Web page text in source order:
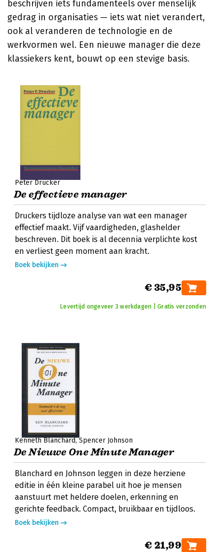
beschrijven iets fundamenteels over menselijk
gedrag in organisaties — iets wat niet verandert,
ook al veranderen de technologie en de
werkvormen wel. Een nieuwe manager die deze
klassiekers kent, bouwt op een stevige basis.
Peter Drucker
De effectieve manager
Druckers tijdloze analyse van wat een manager
effectief maakt. Vijf vaardigheden, glashelder
beschreven. Dit boek is al decennia verplichte kost
en verliest geen moment aan kracht.
Boek bekijken
€ 35,95
Levertijd ongeveer 3 werkdagen | Gratis verzonden
Kenneth Blanchard Spencer Johnson
De Nieuwe One Minute Manager
Blanchard en Johnson leggen in deze herziene
editie in één kleine parabel uit hoe je mensen
aanstuurt met heldere doelen, erkenning en
gerichte feedback. Compact, bruikbaar en tijdloos.
Boek bekijken
€ 21,99